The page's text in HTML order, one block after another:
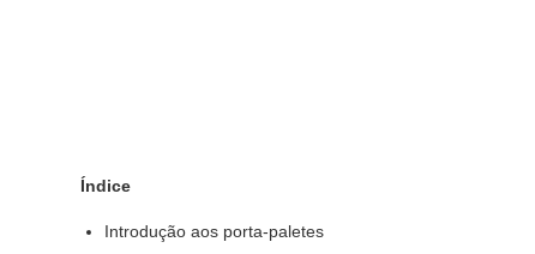
Índice
Introdução aos porta-paletes